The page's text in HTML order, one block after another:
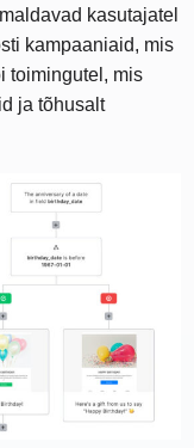
kasutajatel
kampaaniaid, mis
toimingutel, mis
ja tõhusalt